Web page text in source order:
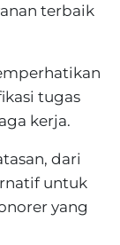
terbaik
tugas
kerja.
dari
untuk
yang